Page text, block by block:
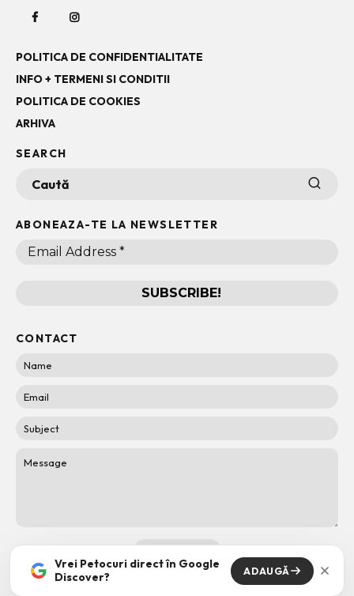
POLITICA DE CONFIDENTIALITATE
INFO + TERMENI SI CONDITII
POLITICA DE COOKIES
ARHIVA
SEARCH
ABONEAZA-TE LA NEWSLETTER
CONTACT
Vrei Petocuri direct în Google
Discover?
ADAUGĂ